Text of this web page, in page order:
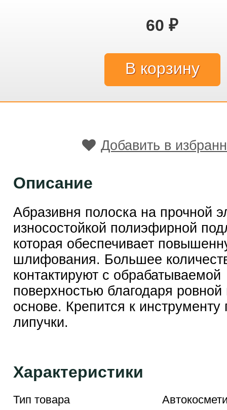
60 ₽
Добавить в
Описание
Абразивня полоска на прочной
износостойкой полиэфирной
которая обеспечивает
шлифования. Большее
контактируют с обрабатываемой
поверхностью благодаря
основе. Крепится к
липучки.
Характеристики
Тип товара